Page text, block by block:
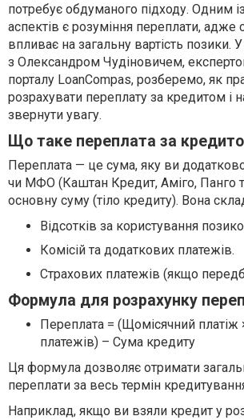
потребує обдуманого підходу. Одним
аспектів є розуміння переплати, адже
впливає на загальну вартість позики. У
з Олександром Чудіновичем,
порталу LoanCompas, розберемо, як
розрахувати переплату за кредитом і
звернути увагу.
Що таке переплата за
Переплата — це сума, яку ви
чи МФО (Каштан Кредит, Аміго, Панго
основну суму (тіло кредиту). Вона
Відсотків за користування
Комісій та додаткових платежів.
Страхових платежів (якщо
Формула для розрахунку
Переплата = (Щомісячний платіж
платежів) – Сума кредиту
Ця формула дозволяє отримати
переплати за весь термін
Наприклад, якщо ви взяли кредит у